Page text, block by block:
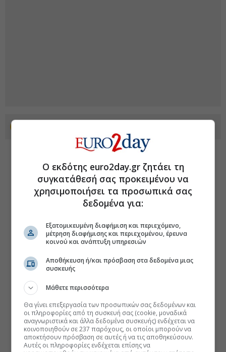
Ο εκδότης euro2day.gr ζητάει τη
συγκατάθεσή σας προκειμένου να
χρησιμοποιήσει τα προσωπικά σας
δεδομένα για:
Εξατομικευμένη διαφήμιση και περιεχόμενο,
μέτρηση διαφήμισης και περιεχομένου, έρευνα
κοινού και ανάπτυξη υπηρεσιών
Αποθήκευση ή/και πρόσβαση στα δεδομένα μιας
συσκευής
Μάθετε περισσότερα
Θα γίνει επεξεργασία των προσωπικών σας δεδομένων και
οι πληροφορίες από τη συσκευή σας (cookie, μοναδικά
αναγνωριστικά και άλλα δεδομένα συσκευής) ενδέχεται να
κοινοποιηθούν σε 237 παρόχους, οι οποίοι μπορούν να
αποκτήσουν πρόσβαση σε αυτές ή να τις αποθηκεύσουν.
Αυτές οι πληροφορίες ενδέχεται επίσης να